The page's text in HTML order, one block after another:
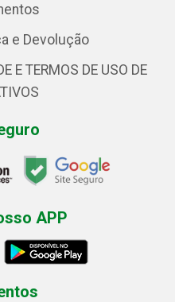
e Devolução
E TERMOS DE USO DE
APP